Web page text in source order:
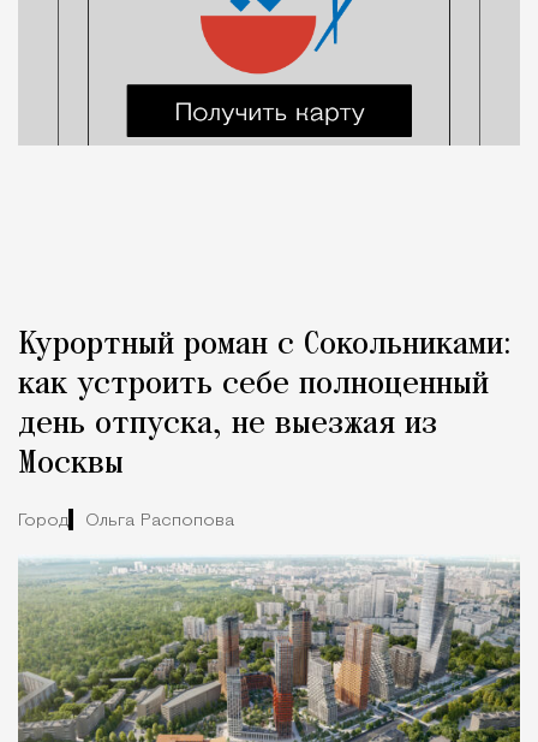
Курортный роман с Сокольниками:
как устроить себе полноценный
день отпуска, не выезжая из
Москвы
Город Ольга Распопова